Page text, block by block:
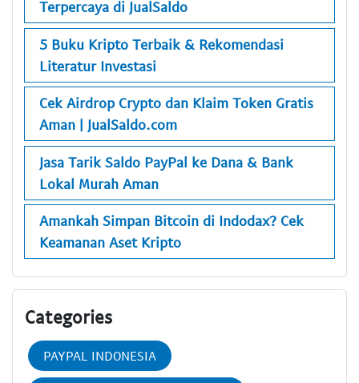
Terpercaya di JualSaldo
5 Buku Kripto Terbaik & Rekomendasi
Literatur Investasi
Cek Airdrop Crypto dan Klaim Token Gratis
Aman | JualSaldo.com
Jasa Tarik Saldo PayPal ke Dana & Bank
Lokal Murah Aman
Amankah Simpan Bitcoin di Indodax? Cek
Keamanan Aset Kripto
Categories
PAYPAL INDONESIA